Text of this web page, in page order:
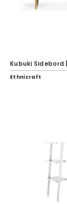
Kubuki Sidebord
Ethnicraft